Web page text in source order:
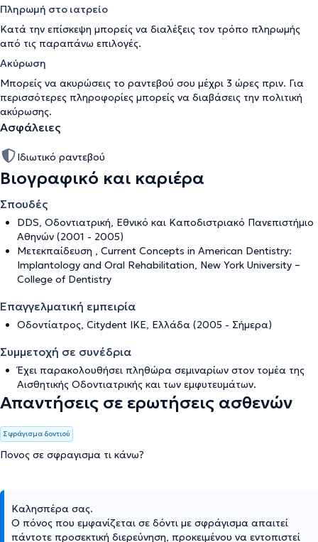
Πληρωμή στο ιατρείο
Κατά την επίσκεψη μπορείς να διαλέξεις τον τρόπο πληρωμής
από τις παραπάνω επιλογές.
Ακύρωση
Μπορείς να ακυρώσεις το ραντεβού σου μέχρι 3 ώρες πριν. Για
περισσότερες πληροφορίες μπορείς να διαβάσεις την πολιτική
ακύρωσης.
Ασφάλειες
Ιδιωτικό ραντεβού
Βιογραφικό και καριέρα
Σπουδές
DDS, Οδοντιατρική, Εθνικό και Καποδιστριακό Πανεπιστήμιο
Αθηνών (2001 - 2005)
Μετεκπαίδευση , Current Concepts in American Dentistry:
Implantology and Oral Rehabilitation, New York University –
College of Dentistry
Επαγγελματική εμπειρία
Οδοντίατρος, Citydent ΙΚΕ, Ελλάδα (2005 - Σήμερα)
Συμμετοχή σε συνέδρια
Έχει παρακολουθήσει πληθώρα σεμιναρίων στον τομέα της
Αισθητικής Οδοντιατρικής και των εμφυτευμάτων.
Απαντήσεις σε ερωτήσεις ασθενών
Σφράγισμα δοντιού
Πονος σε σφραγισμα τι κάνω?
Καλησπέρα σας.
Ο πόνος που εμφανίζεται σε δόντι με σφράγισμα απαιτεί
πάντοτε προσεκτική διερεύνηση, προκειμένου να εντοπιστεί